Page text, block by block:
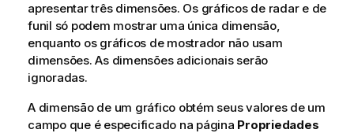
apresentar três dimensões. Os gráficos de radar e de
funil só podem mostrar uma única dimensão,
enquanto os gráficos de mostrador não usam
dimensões. As dimensões adicionais serão
ignoradas.
A dimensão de um gráfico obtém seus valores de um
campo que é especificado na página Propriedades